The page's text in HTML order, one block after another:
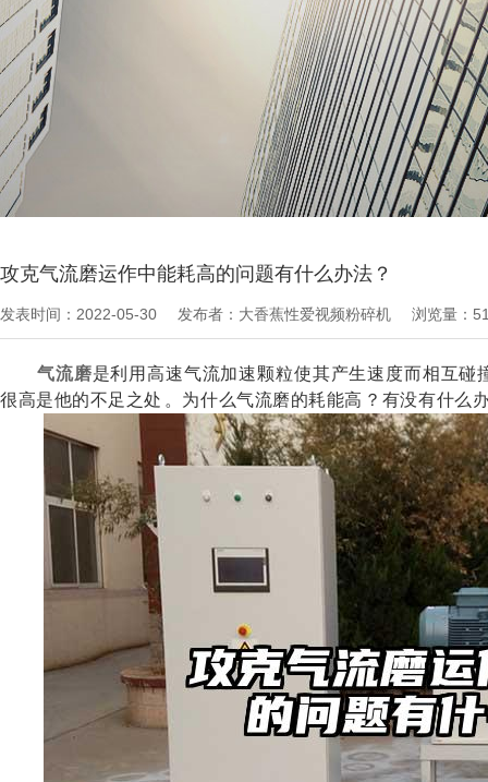
技术知识
攻克气流磨运作中能耗高的问题有什么办法？
发表时间：2022-05-30 发布者：大香蕉性爱视频粉碎机 浏览量：
气流磨是利用高速气流加速颗粒使其产生速度而相互碰撞
很高是他的不足之处。为什么气流磨的耗能高？有没有什么